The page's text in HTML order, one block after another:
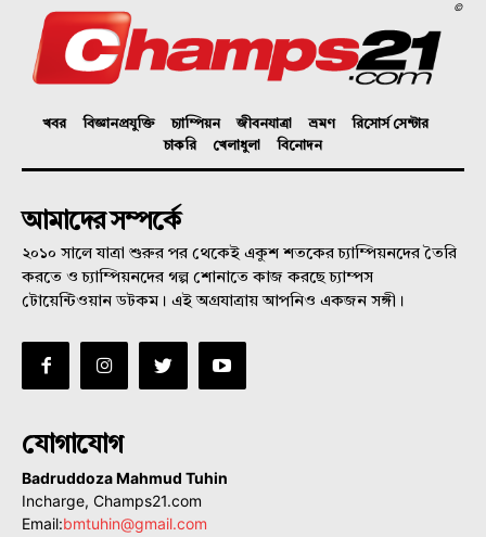
©
খবর বিজ্ঞানপ্রযুক্তি চ্যাম্পিয়ন জীবনযাত্রা ভ্রমণ
রিসোর্স সেন্টার
চাকরি
খেলাধুলা বিনোদন
আমাদের সম্পর্কে
২০১০ সালে যাত্রা শুরুর পর থেকেই একুশ শতকের চ্যাম্পিয়নদের তৈরি
করতে ও চ্যাম্পিয়নদের গল্প শোনাতে কাজ করছে চ্যাম্পস
টোয়েন্টিওয়ান ডটকম। এই অগ্রযাত্রায় আপনিও একজন সঙ্গী।
যোগাযোগ
Badruddoza Mahmud Tuhin
Incharge, Champs21.com
Email:bmtuhin@gmail.com